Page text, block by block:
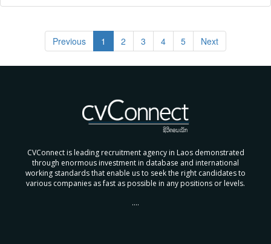
Previous 1 2 3 4 5 Next
CVConnect is leading recruitment agency in Laos demonstrated
through enormous investment in database and international
working standards that enable us to seek the right candidates to
various companies as fast as possible in any positions or levels.
....